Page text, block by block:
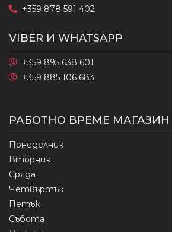
+359 878 591 402
VIBER И WHATSAPP
+359 895 638 601
+359 885 106 683
РАБОТНО ВРЕМЕ МАГАЗИН
Понеделник
Вторник
Сряда
Четвъртък
Петък
Събота